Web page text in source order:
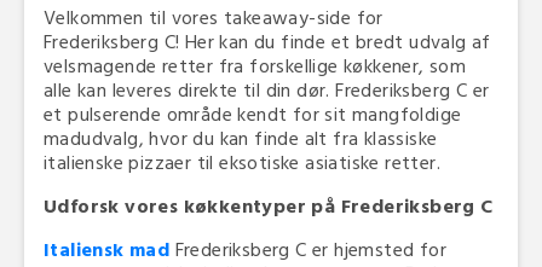
Velkommen til vores takeaway-side for
Frederiksberg C! Her kan du finde et bredt udvalg af
velsmagende retter fra forskellige køkkener, som
alle kan leveres direkte til din dør. Frederiksberg C er
et pulserende område kendt for sit mangfoldige
madudvalg, hvor du kan finde alt fra klassiske
italienske pizzaer til eksotiske asiatiske retter.
Udforsk vores køkkentyper på Frederiksberg C
Italiensk mad Frederiksberg C er hjemsted for